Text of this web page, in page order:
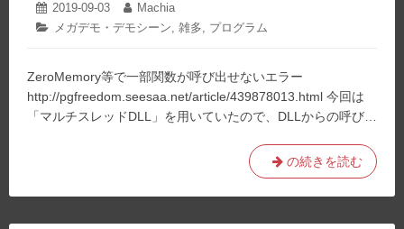
投
稿
2019-09-03 2021-
02-
03
投
稿
Machia
カ
リ
ー:
メガデモ・デモシーン, 雑多, プログラム
ZeroMemory等で一部関数が呼び出せないエラー
http://pgfreedom.seesaa.net/article/439878013.html 今回は
「マルチスレッドDLL」を用いていたので、DLLからの呼び…
ZeroMemory
等
で
一
の続きを読む